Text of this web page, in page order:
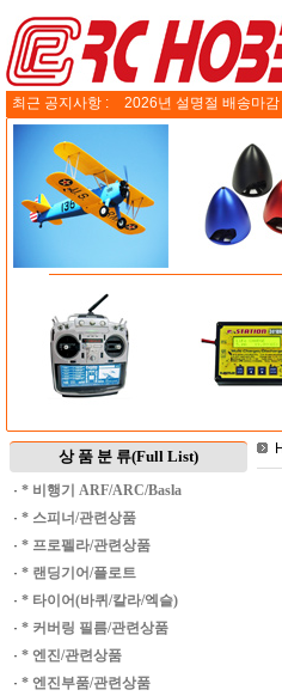
최근 공지사항 : 2026년 설명절 배송마
상 품 분 류(Full List)
· * 비행기 ARF/ARC/Basla
· * 스피너/관련상품
· * 프로펠라/관련상품
· * 랜딩기어/플로트
· * 타이어(바퀴/칼라/엑슬)
· * 커버링 필름/관련상품
· * 엔진/관련상품
· * 엔진부품/관련상품